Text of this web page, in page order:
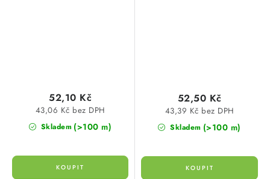
Skladem (>100 m)
43,06 Kč bez DPH
52,10 Kč
Skladem (>100 m)
43,39 Kč bez DPH
52,50 Kč